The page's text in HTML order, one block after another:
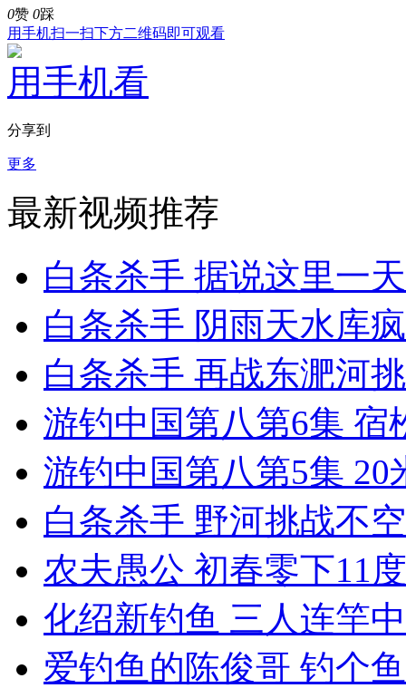
0赞 0踩
用手机扫一扫下方二维码即可观看
用手机看
分享到
更多
最新视频推荐
白条杀手 据说这里一
白条杀手 阴雨天水库
白条杀手 再战东淝河
游钓中国第八第6集
游钓中国第八第5集
白条杀手 野河挑战不
农夫愚公 初春零下11
化绍新钓鱼 三人连竿
爱钓鱼的陈俊哥 钓个